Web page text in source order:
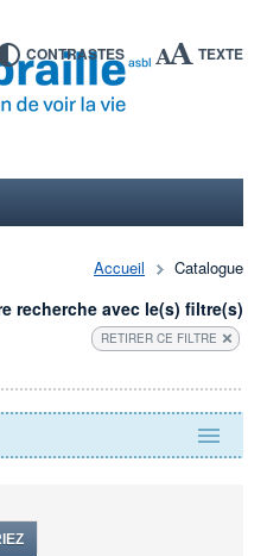
CONTRASTES TEXTE
Accueil Catalogue
recherche avec le(s) filtre(s)
RETIRER CE FILTRE